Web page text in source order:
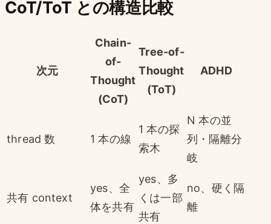
CoT/ToT との構造比較
次元
Chain-
of-
Thought
(CoT)
Tree-of-
Thought
(ToT)
ADHD
thread 数 1 本の線
1 本の探
索木
N 本の並
列・隔離分
岐
共有 context
yes、全
体を共有
yes、多
くは一部
共有
no、硬く隔
離